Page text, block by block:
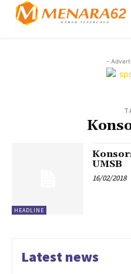
-
HEADLINE
UMSB
16/02/2018
Latest news